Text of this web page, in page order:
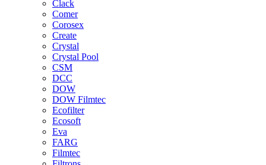
Clack
Comer
Corosex
Create
Crystal
Crystal Pool
CSM
DCC
DOW
DOW Filmtec
Ecofilter
Ecosoft
Eva
FARG
Filmtec